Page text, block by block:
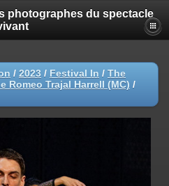
photographes du spectacle
/ 2023 / Festival In / The
Romeo Trajal Harrell (MC) /